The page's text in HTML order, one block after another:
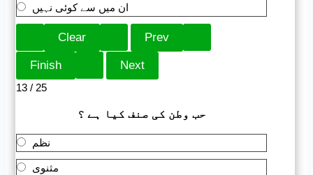
ان میں سے کوئی نہیں
13 / 25
حب وطن کی صنف کیا ہے ؟
نظم
مثنوی